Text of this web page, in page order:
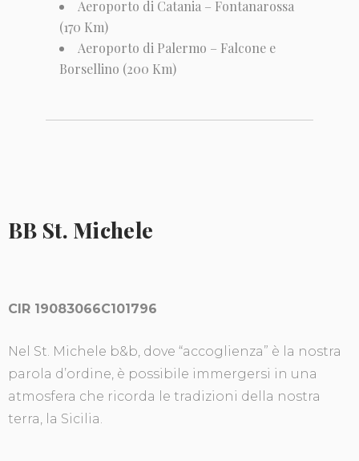
Aeroporto di Catania – Fontanarossa
(170 Km)
Aeroporto di Palermo – Falcone e
Borsellino (200 Km)
BB St. Michele
CIR 19083066C101796
Nel St. Michele b&b, dove “accoglienza” è la nostra
parola d’ordine, è possibile immergersi in una
atmosfera che ricorda le tradizioni della nostra
terra, la Sicilia.